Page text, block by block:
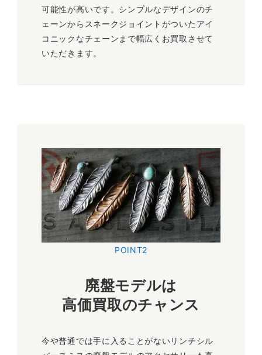
ゴールドのシンプルなリングです。死があるということを忘れ
ないで欲しいというメッセージを持ったリングで、お守りとし
てもお勧めです。リンチの現行品リングの中でも最も高い買取
アンカーをモチーフにした重厚感のあるリングです。ブランド
定番のアイテムで素材違いも展開がされています。中古市場で
も比較的流通しているリングで、安定した人気を誇るアイテム
～25,000円買取
可能性が高いです。シンプルなデザインのチ
ェーンからスネークジョイントがついたアイ
コニックなチェーンまで幅広くお買取させて
いただきます。
POINT2
廃盤モデルは
高価買取のチャンス
今や普通では手に入ることがないリンチシル